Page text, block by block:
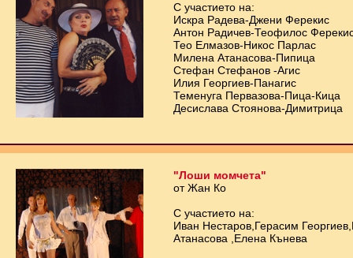
С участието на:
Искра Радева-Джени Ферекис
Антон Радичев-Теофилос
Тео Елмазов-Никос Парлас
Милена Атанасова-Пипица
Стефан Стефанов -Агис
Илия Георгиев-Панагис
Теменуга Первазова-Пица-Кица
Десислава Стоянова-Димитрица
"Лоши момчета"
от Жан Ко
С участието на:
Иван Нестаров,Герасим
Атанасова ,Елена Кънева